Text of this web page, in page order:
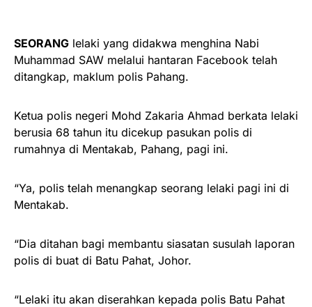
SEORANG lelaki yang didakwa menghina Nabi
Muhammad SAW melalui hantaran Facebook telah
ditangkap, maklum polis Pahang.
Ketua polis negeri Mohd Zakaria Ahmad berkata lelaki
berusia 68 tahun itu dicekup pasukan polis di
rumahnya di Mentakab, Pahang, pagi ini.
“Ya, polis telah menangkap seorang lelaki pagi ini di
Mentakab.
“Dia ditahan bagi membantu siasatan susulah laporan
polis di buat di Batu Pahat, Johor.
“Lelaki itu akan diserahkan kepada polis Batu Pahat